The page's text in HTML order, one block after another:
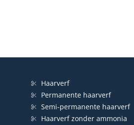
Haarverf
Permanente haarverf
Semi-permanente haarverf
Haarverf zonder ammonia